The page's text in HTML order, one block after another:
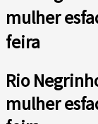
mulher
feira
Rio
mulher